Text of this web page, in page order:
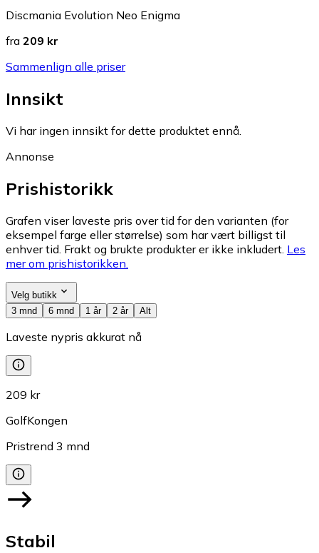
Discmania Evolution Neo Enigma
fra 209 kr
Sammenlign alle priser
Innsikt
Vi har ingen innsikt for dette produktet ennå.
Annonse
Prishistorikk
Grafen viser laveste pris over tid for den varianten (for
eksempel farge eller størrelse) som har vært billigst til
enhver tid. Frakt og brukte produkter er ikke inkludert. Les
mer om prishistorikken.
Velg butikk
3 mnd
6 mnd 1 år 2 år Alt
Laveste nypris akkurat nå
209 kr
GolfKongen
Pristrend 3 mnd
Stabil